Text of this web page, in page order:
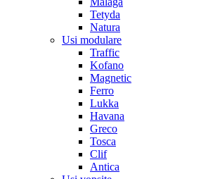
Tetyda
Natura
Usi modulare
Traffic
Kofano
Magnetic
Ferro
Lukka
Havana
Greco
Tosca
Clif
Antica